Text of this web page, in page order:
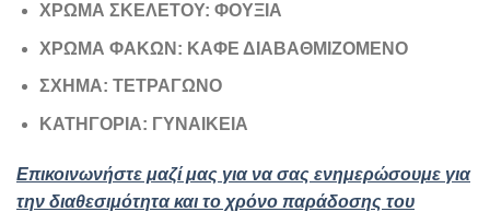
ΧΡΩΜΑ ΣΚΕΛΕΤΟΥ: ΦΟΥΞΙΑ
ΧΡΩΜΑ ΦΑΚΩΝ: ΚΑΦΕ ΔΙΑΒΑΘΜΙΖΟΜΕΝΟ
ΣΧΗΜΑ: ΤΕΤΡΑΓΩΝΟ
ΚΑΤΗΓΟΡΙΑ: ΓΥΝΑΙΚΕΙΑ
Επικοινωνήστε μαζί μας για να σας ενημερώσουμε για
την διαθεσιμότητα και το χρόνο παράδοσης του